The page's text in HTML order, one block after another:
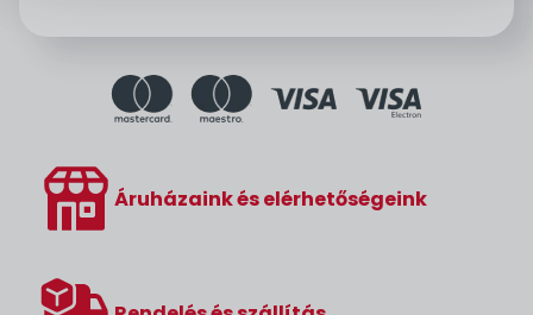
Áruházaink és elérhetőségeink